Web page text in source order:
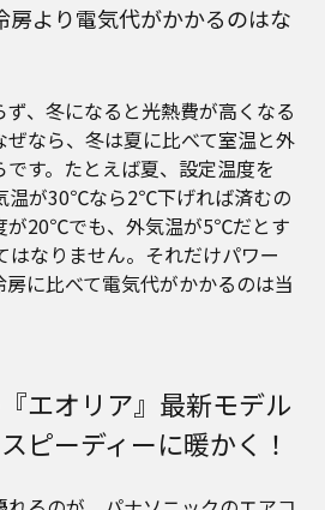
房より電気代がかかるのはな
ず、冬になると光熱費が高くなる
なら、冬は夏に比べて室温と外
す。たとえば夏、設定温度を
温が30℃なら2℃下げれば済むの
が20℃でも、外気温が5℃だとす
なりません。それだけパワー
に比べて電気代がかかるのは当
エオリア』最新モデル
ピーディーに暖かく！